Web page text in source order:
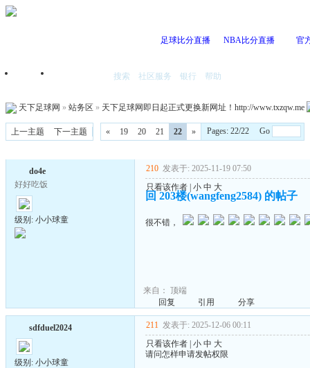
足球比分直播 NBA比分直播 官
首页 搜索 社区服务 银行 帮助
天下足球网 » 站务区 » 天下足球网即日起正式更换新网址！http://www.txzqw.me
上一主题 下一主题 « 19 20 21 22 » Pages: 22/22 Go
do4e
好好吃饭
级别: 小小球童
210 发表于: 2025-11-19 07:50
只看该作者 小 中 大
回 203楼(wangfeng2584) 的帖子
很不错，
来自： 顶端
回复
引用 分享
sdfduel2024
级别: 小小球童
211 发表于: 2025-12-06 00:11
只看该作者 小 中 大
请问怎样申请发帖权限